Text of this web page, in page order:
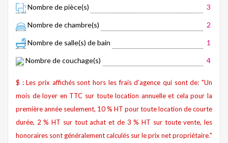
Nombre de pièce(s) 3
Nombre de chambre(s) 2
Nombre de salle(s) de bain 1
Nombre de couchage(s) 4
$ : Les prix affichés sont hors les frais d’agence qui sont de: "Un
mois de loyer en TTC sur toute location annuelle et cela pour la
première année seulement, 10 % HT pour toute location de courte
durée, 2 % HT sur tout achat et de 3 % HT sur toute vente, les
honoraires sont généralement calculés sur le prix net propriétaire."